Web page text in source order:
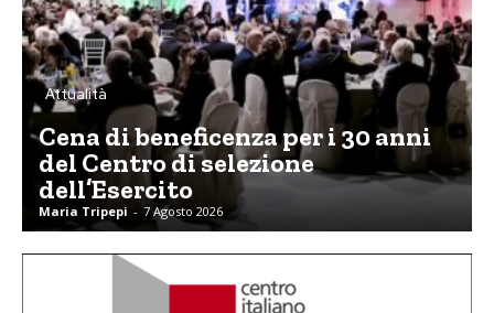
Attualità
Cena di beneficenza per i 30 anni
del Centro di selezione
dell’Esercito
Maria Tripepi - 7 Agosto 2026